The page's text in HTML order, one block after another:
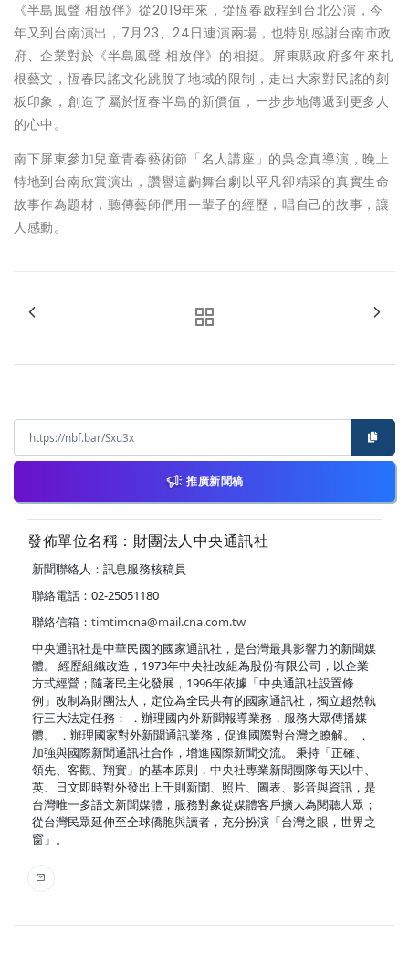
《半島風聲 相放伴》從2019年來，從恆春啟程到台北公演，今
年又到台南演出，7月23、24日連演兩場，也特別感謝台南市政
府、企業對於《半島風聲 相放伴》的相挺。屏東縣政府多年來扎
根藝文，恆春民謠文化跳脫了地域的限制，走出大家對民謠的刻
板印象，創造了屬於恆春半島的新價值，一步步地傳遞到更多人
的心中。
南下屏東參加兒童青春藝術節「名人講座」的吳念真導演，晚上
特地到台南欣賞演出，讚譽這齣舞台劇以平凡卻精采的真實生命
故事作為題材，聽傳藝師們用一輩子的經歷，唱自己的故事，讓
人感動。
推廣新聞稿
發佈單位名稱：財團法人中央通訊社
新聞聯絡人：訊息服務核稿員
聯絡電話：02-25051180
聯絡信箱： timtimcna@mail.cna.com.tw
中央通訊社是中華民國的國家通訊社，是台灣最具影響力的新聞媒
體。 經歷組織改造，1973年中央社改組為股份有限公司，以企業
方式經營；隨著民主化發展，1996年依據「中央通訊社設置條
例」改制為財團法人，定位為全民共有的國家通訊社，獨立超然執
行三大法定任務： ．辦理國內外新聞報導業務，服務大眾傳播媒
體。 ．辦理國家對外新聞通訊業務，促進國際對台灣之瞭解。 ．
加強與國際新聞通訊社合作，增進國際新聞交流。 秉持「正確、
領先、客觀、翔實」的基本原則，中央社專業新聞團隊每天以中、
英、日文即時對外發出上千則新聞、照片、圖表、影音與資訊，是
台灣唯一多語文新聞媒體，服務對象從媒體客戶擴大為閱聽大眾；
從台灣民眾延伸至全球僑胞與讀者，充分扮演「台灣之眼，世界之
窗」。